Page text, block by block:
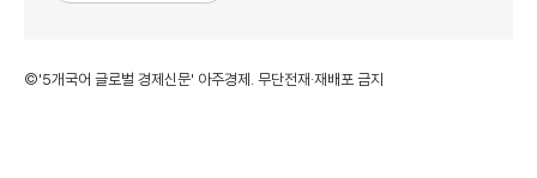
©'5개국어 글로벌 경제신문' 아주경제. 무단전재·재배포 금지